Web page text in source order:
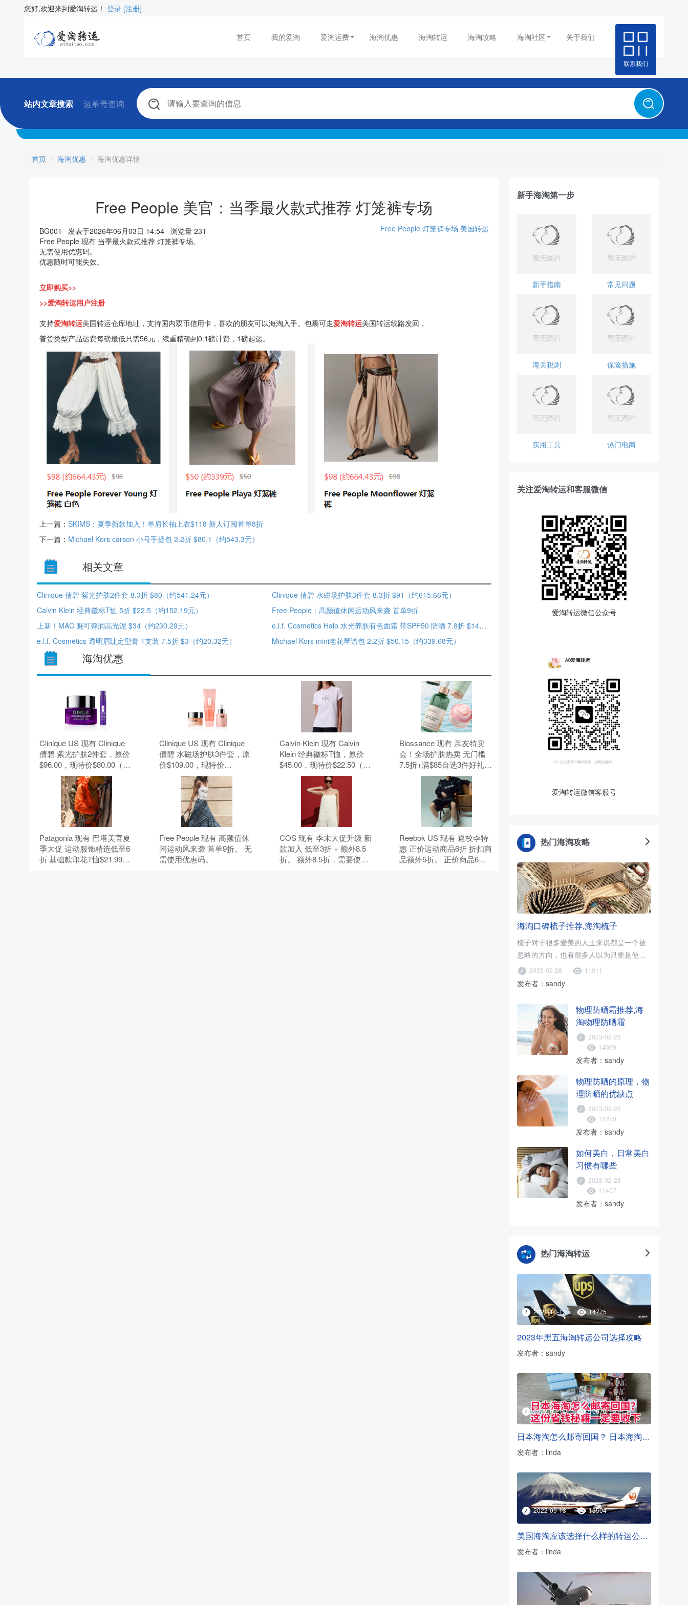
您好,欢迎来到爱淘转运！ 登录 [注册]
首页 我的爱淘 爱淘运费 海淘优惠 海淘转运 海淘攻略 海淘社区 关于我们
联系我们
站内文章搜索 运单号查询
首页 海淘优惠 海淘优惠详情
Free People 美官：当季最火款式推荐 灯笼裤专场
BG001 发表于2026年06月03日 14:54 浏览量 231 Free People 灯笼裤专场 美国转运
Free People 现有 当季最火款式推荐 灯笼裤专场。
无需使用优惠码。
优惠随时可能失效。
立即购买>>
>>爱淘转运用户注册
支持爱淘转运美国转运仓库地址，支持国内双币信用卡，喜欢的朋友可以海淘入手。包裹可走爱淘转运美国转运线路发回，
普货类型产品运费每磅最低只需56元，续重精确到0.1磅计费，1磅起运。
上一篇： SKIMS：夏季新款加入！单肩长袖上衣$118 新人订阅首单8折
下一篇： Michael Kors carson 小号手提包 2.2折 $80.1（约543.3元）
相关文章
Clinique 倩碧 紫光护肤2件套 8.3折 $80（约541.24元）
Clinique 倩碧 水磁场护肤3件套 8.3折 $91（约615.66元）
Calvin Klein 经典徽标T恤 5折 $22.5（约152.19元）
Free People：高颜值休闲运动风来袭 首单9折
上新！MAC 魅可弹润高光泥 $34（约230.29元）
e.l.f. Cosmetics Halo 水光养肤有色面霜 带SPF50 防晒 7.8折 $14（约94.83元）
e.l.f. Cosmetics 透明眉睫定型膏 1支装 7.5折 $3（约20.32元）
Michael Kors mini老花琴谱包 2.2折 $50.15（约339.68元）
海淘优惠
Clinique US 现有 Clinique
倩碧 紫光护肤2件套，原价
$96.00，现特价$80.00（约
541.24元）。 无需使用优惠
Clinique US 现有 Clinique
倩碧 水磁场护肤3件套，原
价$109.00，现特价
$91.00（约615.66元）。 无
需使用优惠码。
Calvin Klein 现有 Calvin
Klein 经典徽标T恤，原价
$45.00，现特价$22.50（约
152.19元）。 无需使用优惠
Biossance 现有 亲友特卖
会！全场护肤热卖 无门槛
7.5折+满$85自选3件好礼。
无需使用优惠码。
Patagonia 现有 巴塔美官夏
季大促 运动服饰精选低至6
折 基础款印花T恤$21.99。
Free People 现有 高颜值休
闲运动风来袭 首单9折。 无
需使用优惠码。
COS 现有 季末大促升级 新
款加入 低至3折 + 额外8.5
折。 额外8.5折，需要使用
Reebok US 现有 返校季特
惠 正价运动商品6折 折扣商
品额外5折。 正价商品6
新手海淘第一步
新手指南 常见问题
海关税则 保险措施
实用工具 热门电商
关注爱淘转运和客服微信
爱淘转运微信公众号
爱淘转运微信客服号
热门海淘攻略
海淘口碑梳子推荐,海淘梳子
梳子对于很多爱美的人士来说都是一个被
忽略的方向，也有很多人以为只要是使用
木梳就可以了，只要促进血液循环..
2023-02-28 11011
发布者：sandy
物理防晒霜推荐,海
淘物理防晒霜
2023-02-28
14099
发布者：sandy
物理防晒的原理，物
理防晒的优缺点
2023-02-28
12270
发布者：sandy
如何美白，日常美白
习惯有哪些
2023-02-28
11407
发布者：sandy
热门海淘转运
2022-10-13 14775
2023年黑五海淘转运公司选择攻略
发布者：sandy
2022-09-14 16670
日本海淘怎么邮寄回国？ 日本海淘转运方法
发布者：linda
2022-09-13 13504
美国海淘应该选择什么样的转运公司？
发布者：linda